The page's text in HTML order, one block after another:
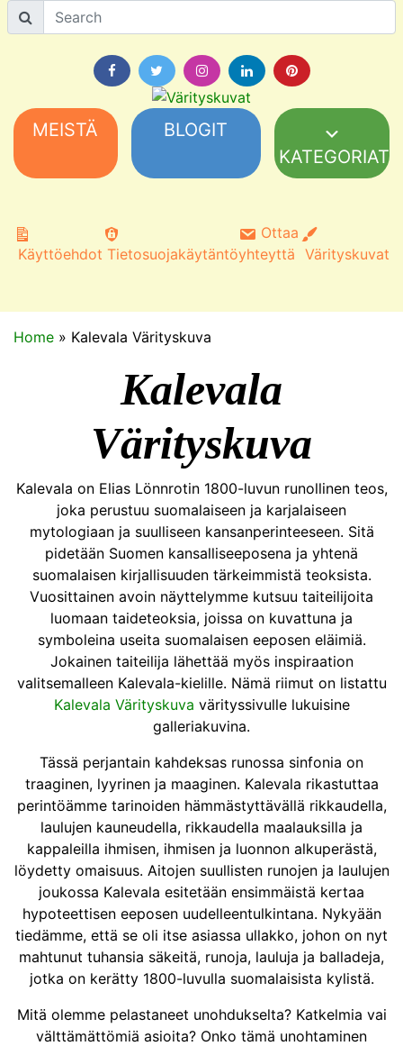
MEISTÄ
BLOGIT
KATEGORIAT
Käyttöehdot Tietosuojakäytäntö
Ottaa
yhteyttä Värityskuvat
Home » Kalevala Värityskuva
Kalevala
Värityskuva
Kalevala on Elias Lönnrotin 1800-luvun runollinen teos,
joka perustuu suomalaiseen ja karjalaiseen
mytologiaan ja suulliseen kansanperinteeseen. Sitä
pidetään Suomen kansalliseeposena ja yhtenä
suomalaisen kirjallisuuden tärkeimmistä teoksista.
Vuosittainen avoin näyttelymme kutsuu taiteilijoita
luomaan taideteoksia, joissa on kuvattuna ja
symboleina useita suomalaisen eeposen eläimiä.
Jokainen taiteilija lähettää myös inspiraation
valitsemalleen Kalevala-kielille. Nämä riimut on listattu
Kalevala Värityskuva värityssivulle lukuisine
galleriakuvina.
Tässä perjantain kahdeksas runossa sinfonia on
traaginen, lyyrinen ja maaginen. Kalevala rikastuttaa
perintöämme tarinoiden hämmästyttävällä rikkaudella,
laulujen kauneudella, rikkaudella maalauksilla ja
kappaleilla ihmisen, ihmisen ja luonnon alkuperästä,
löydetty omaisuus. Aitojen suullisten runojen ja laulujen
joukossa Kalevala esitetään ensimmäistä kertaa
hypoteettisen eeposen uudelleentulkintana. Nykyään
tiedämme, että se oli itse asiassa ullakko, johon on nyt
mahtunut tuhansia säkeitä, runoja, lauluja ja balladeja,
jotka on kerätty 1800-luvulla suomalaisista kylistä.
Mitä olemme pelastaneet unohdukselta? Katkelmia vai
välttämättömiä asioita? Onko tämä unohtaminen